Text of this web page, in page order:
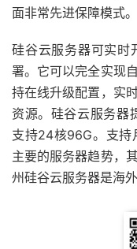
面非常先进保障模式。
硅谷云服务器可实时
署。它可以完全实现
持在线升级配置，实
资源。硅谷云服务器
支持24核96G。支持
主要的服务器趋势，
州硅谷云服务器是海